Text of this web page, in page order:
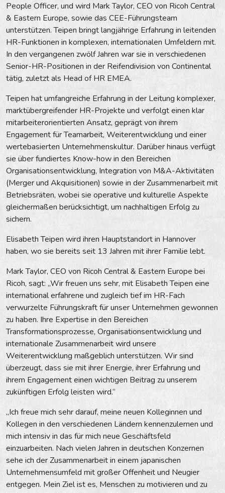
People Officer, und wird Mark Taylor, CEO von Ricoh Central
& Eastern Europe, sowie das CEE-Führungsteam
unterstützen. Teipen bringt langjährige Erfahrung in leitenden
HR-Funktionen in komplexen, internationalen Umfeldern mit.
In den vergangenen zwölf Jahren war sie in verschiedenen
Senior-HR-Positionen in der Reifendivision von Continental
tätig, zuletzt als Head of HR EMEA.
Teipen hat umfangreiche Erfahrung in der Leitung komplexer,
marktübergreifender HR-Projekte und verfolgt einen klar
mitarbeiterorientierten Ansatz, geprägt von ihrem
Engagement für Teamarbeit, Weiterentwicklung und einer
wertebasierten Unternehmenskultur. Darüber hinaus verfügt
sie über fundiertes Know-how in den Bereichen
Organisationsentwicklung, Integration von M&A-Aktivitäten
(Merger und Akquisitionen) sowie in der Zusammenarbeit mit
Betriebsräten, wobei sie operative und kulturelle Aspekte
gleichermaßen berücksichtigt, um nachhaltigen Erfolg zu
sichern.
Elisabeth Teipen wird ihren Hauptstandort in Hannover
haben, wo sie bereits seit 13 Jahren mit ihrer Familie lebt.
Mark Taylor, CEO von Ricoh Central & Eastern Europe bei
Ricoh, sagt: „Wir freuen uns sehr, mit Elisabeth Teipen eine
international erfahrene und zugleich tief im HR-Fach
verwurzelte Führungskraft für unser Unternehmen gewonnen
zu haben. Ihre Expertise in den Bereichen
Transformationsprozesse, Organisationsentwicklung und
internationale Zusammenarbeit wird unsere
Weiterentwicklung maßgeblich unterstützen. Wir sind
überzeugt, dass sie mit ihrer Energie, ihrer Erfahrung und
ihrem Engagement einen wichtigen Beitrag zu unserem
zukünftigen Erfolg leisten wird.“
„Ich freue mich sehr darauf, meine neuen Kolleginnen und
Kollegen in den verschiedenen Ländern kennenzulernen und
mich intensiv in das für mich neue Geschäftsfeld
einzuarbeiten. Nach vielen Jahren in deutschen Konzernen
sehe ich der Zusammenarbeit in einem japanischen
Unternehmensumfeld mit großer Offenheit und Neugier
entgegen. Mein Ziel ist es, Menschen zu motivieren und zu